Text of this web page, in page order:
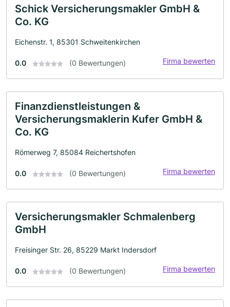
Schick Versicherungsmakler GmbH &
Co. KG
Eichenstr. 1, 85301 Schweitenkirchen
0.0 (0 Bewertungen) Firma bewerten
Finanzdienstleistungen &
Versicherungsmaklerin Kufer GmbH &
Co. KG
Römerweg 7, 85084 Reichertshofen
0.0 (0 Bewertungen) Firma bewerten
Versicherungsmakler Schmalenberg
GmbH
Freisinger Str. 26, 85229 Markt Indersdorf
0.0 (0 Bewertungen) Firma bewerten